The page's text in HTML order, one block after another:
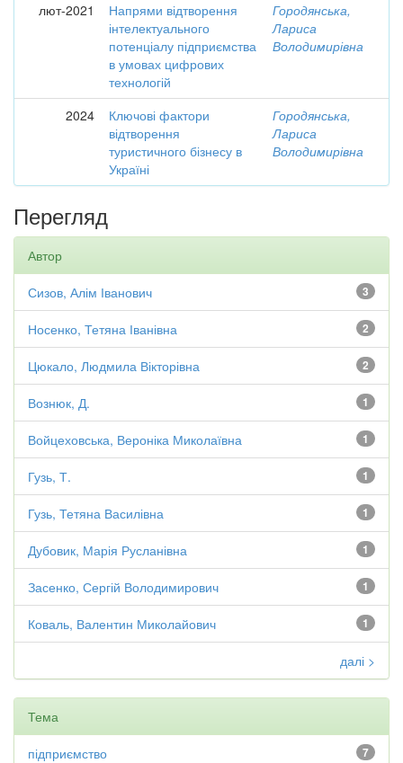
лют-2021
Напрями відтворення
інтелектуального
потенціалу підприємства
в умовах цифрових
технологій
Городянська,
Лариса
Володимирівна
2024
Ключові фактори
відтворення
туристичного бізнесу в
Україні
Городянська,
Лариса
Володимирівна
Перегляд
Автор
3
Сизов, Алім Іванович
2
Носенко, Тетяна Іванівна
2
Цюкало, Людмила Вікторівна
1
Вознюк, Д.
1
Войцеховська, Вероніка Миколаївна
1
Гузь, Т.
1
Гузь, Тетяна Василівна
1
Дубовик, Марія Русланівна
1
Засенко, Сергій Володимирович
1
Коваль, Валентин Миколайович
далі >
Тема
7
підприємство